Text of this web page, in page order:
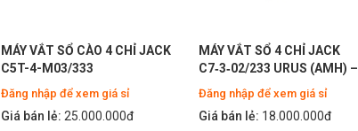
MÁY VẮT SỔ CÀO 4 CHỈ JACK
C5T-4-M03/333
Đăng nhập để xem giá sỉ
Giá bán lẻ: 25.000.000đ
MÁY VẮT SỔ 4 CHỈ JACK
C7‑3‑02/233 URUS (AMH) –
CÔNG NGHỆ AI TIÊN TIẾN
Đăng nhập để xem giá sỉ
Giá bán lẻ: 18.000.000đ